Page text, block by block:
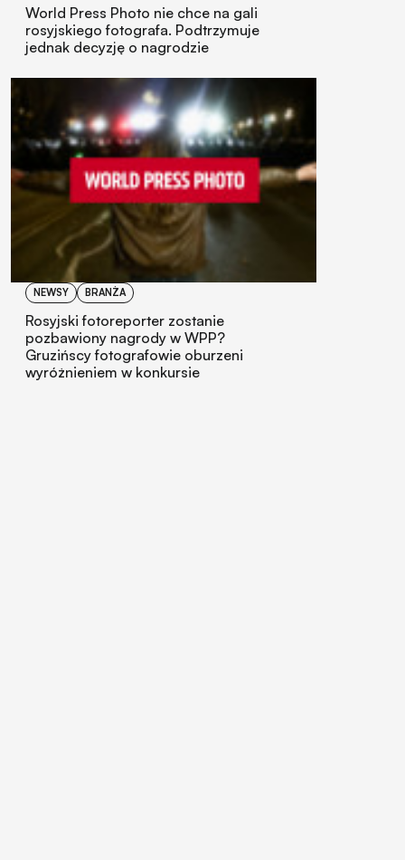
World Press Photo nie chce na gali
rosyjskiego fotografa. Podtrzymuje
jednak decyzję o nagrodzie
NEWSY BRANŻA
Rosyjski fotoreporter zostanie
pozbawiony nagrody w WPP?
Gruzińscy fotografowie oburzeni
wyróżnieniem w konkursie